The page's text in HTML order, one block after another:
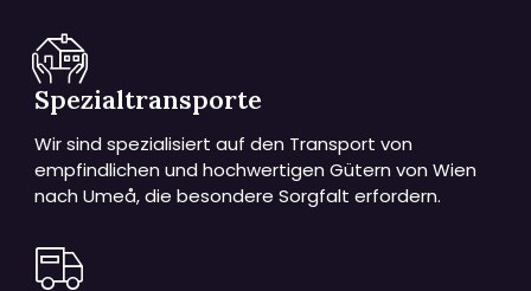
Spezialtransporte
Wir sind spezialisiert auf den Transport von
empfindlichen und hochwertigen Gütern von Wien
nach Umeå, die besondere Sorgfalt erfordern.